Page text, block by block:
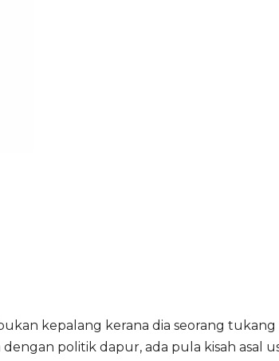
kepalang kerana dia seorang
politik dapur, ada pula kisah